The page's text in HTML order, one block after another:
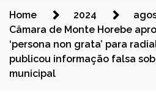
Home 2024
Câmara de Monte Horebe
‘persona non grata’ para
publicou informação falsa
municipal